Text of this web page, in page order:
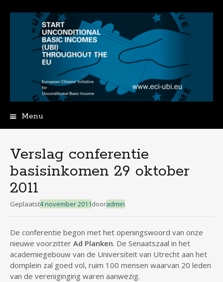
Menu
inhoud
Verslag conferentie
basisinkomen 29 oktober
2011
Geplaatst4 november 2011dooradmin
De conferentie begon met het openingswoord van onze
nieuwe voorzitter Ad Planken. De Senaatszaal in het
academiegebouw van de Universiteit van Utrecht aan het
domplein zal goed vol, ruim 100 mensen waarvan 20 leden
van de vereniginging waren aanwezig.